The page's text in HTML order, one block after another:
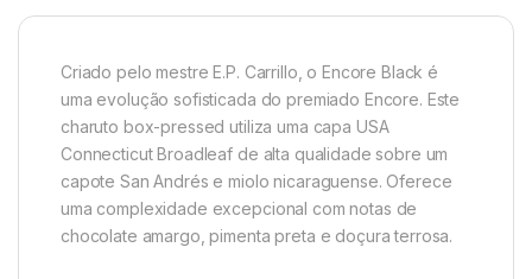
Criado pelo mestre E.P. Carrillo, o Encore Black é
uma evolução sofisticada do premiado Encore. Este
charuto box-pressed utiliza uma capa USA
Connecticut Broadleaf de alta qualidade sobre um
capote San Andrés e miolo nicaraguense. Oferece
uma complexidade excepcional com notas de
chocolate amargo, pimenta preta e doçura terrosa.